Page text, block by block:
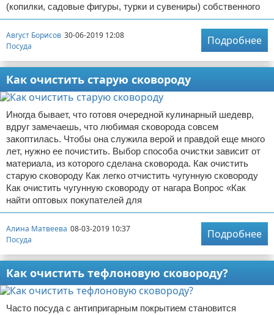
(копилки, садовые фигуры, турки и сувениры) собственного
Август Борисов 30-06-2019 12:08
Посуда
Подробнее
Как очистить старую сковороду
Иногда бывает, что готовя очередной кулинарный шедевр,
вдруг замечаешь, что любимая сковорода совсем
закоптилась. Чтобы она служила верой и правдой еще много
лет, нужно ее почистить. Выбор способа очистки зависит от
материала, из которого сделана сковорода. Как очистить
старую сковороду Как легко отчистить чугунную сковороду
Как очистить чугунную сковороду от нагара Вопрос «Как
найти оптовых покупателей для
Алина Матвеева 08-03-2019 10:37
Посуда
Подробнее
Как очистить тефлоновую сковороду?
Часто посуда с антипригарным покрытием становится